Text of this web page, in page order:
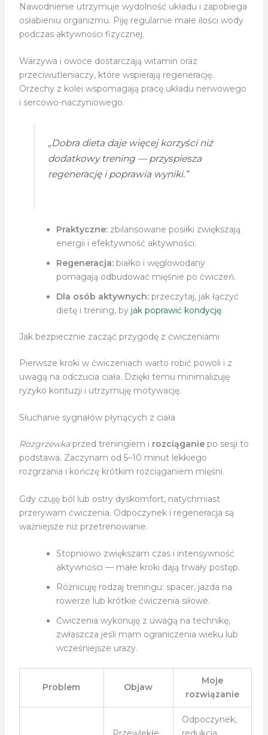
Nawodnienie utrzymuje wydolność układu i zapobiega
osłabieniu organizmu. Piję regularnie małe ilości wody
podczas aktywności fizycznej.
Warzywa i owoce dostarczają witamin oraz
przeciwutleniaczy, które wspierają regenerację.
Orzechy z kolei wspomagają pracę układu nerwowego
i sercowo-naczyniowego.
„Dobra dieta daje więcej korzyści niż
dodatkowy trening — przyspiesza
regenerację i poprawia wyniki.”
Praktyczne:zbilansowane posiłki zwiększają
energii i efektywność aktywności.
Regeneracja:białko i węglowodany
pomagają odbudować mięśnie po ćwiczeń.
Dla osób aktywnych:przeczytaj, jak łączyć
dietę i trening, by jak poprawić kondycję.
Jak bezpiecznie zacząć przygodę z ćwiczeniami
Pierwsze kroki w ćwiczeniach warto robić powoli i z
uwagą na odczucia ciała. Dzięki temu minimalizuję
ryzyko kontuzji i utrzymuję motywację.
Słuchanie sygnałów płynących z ciała
Rozgrzewkaprzed treningiem i rozciąganiepo sesji to
podstawa. Zaczynam od 5–10 minut lekkiego
rozgrzania i kończę krótkim rozciąganiem mięśni.
Gdy czuję ból lub ostry dyskomfort, natychmiast
przerywam ćwiczenia. Odpoczynek i regeneracja są
ważniejsze niż przetrenowanie.
Stopniowo zwiększam czas i intensywność
aktywności — małe kroki dają trwały postęp.
Różnicuję rodzaj treningu: spacer, jazda na
rowerze lub krótkie ćwiczenia siłowe.
Ćwiczenia wykonuję z uwagą na technikę,
zwłaszcza jeśli mam ograniczenia wieku lub
wcześniejsze urazy.
Problem Objaw
Moje
rozwiązanie
Odpoczynek,